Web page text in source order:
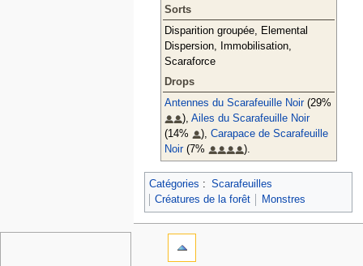
Sorts
Disparition groupée, Elemental
Dispersion, Immobilisation,
Scaraforce
Drops
Antennes du Scarafeuille Noir(29%
), Ailes du Scarafeuille Noir
(14%
), Carapace de Scarafeuille
Noir(7% ).
Catégories : Scarafeuilles
Créatures de la forêt
Monstres